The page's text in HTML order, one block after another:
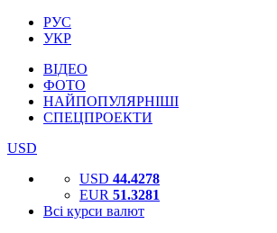
РУС
УКР
ВІДЕО
ФОТО
НАЙПОПУЛЯРНІШІ
СПЕЦПРОЕКТИ
USD
USD 44.4278
EUR 51.3281
Всі курси валют